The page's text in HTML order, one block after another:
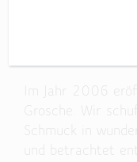
Im Jahr 2006
Grosche. Wir
Schmuck in
und betrachtet